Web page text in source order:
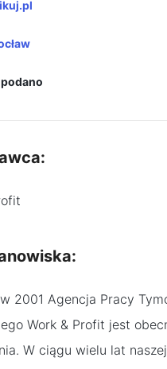
w 2001 Agencja Pracy
Work & Profit jest
W ciągu wielu lat